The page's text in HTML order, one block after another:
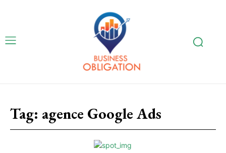
Tag: agence Google Ads